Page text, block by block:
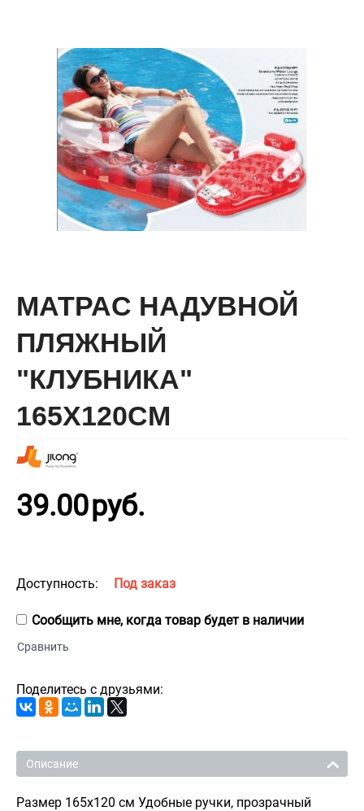
МАТРАC НАДУВНОЙ
ПЛЯЖНЫЙ
"КЛУБНИКА"
165Х120СМ
39.00руб.
Доступность: Под заказ
Сообщить мне, когда товар будет в наличии
Сравнить
Поделитесь с друзьями:
Описание
Размер 165х120 см Удобные ручки, прозрачный